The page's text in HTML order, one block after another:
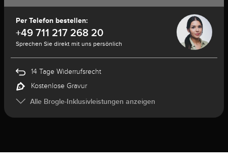
Per Telefon bestellen:
+49 711 217 268 20
Sprechen Sie direkt mit uns persönlich
14 Tage Widerrufsrecht
Kostenlose Gravur
Alle Brogle-Inklusivleistungen anzeigen